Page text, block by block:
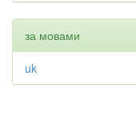
за мовами
uk